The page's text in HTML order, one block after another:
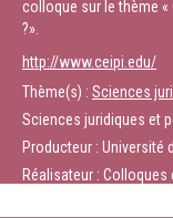
colloque sur le thème «
?».
http://www.ceipi.edu/
Thème(s) : Sciences
Sciences juridiques et
Producteur : Université
Réalisateur :